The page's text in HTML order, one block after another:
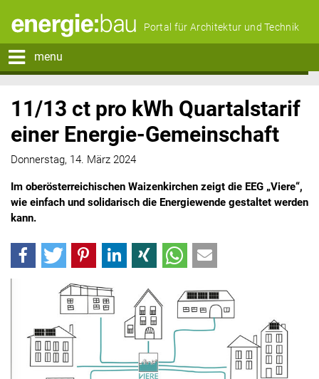
Portal für Architektur und Technik
menu
11/13 ct pro kWh Quartalstarif
einer Energie-Gemeinschaft
Donnerstag, 14. März 2024
Im oberösterreichischen Waizenkirchen zeigt die EEG „Viere“,
wie einfach und solidarisch die Energiewende gestaltet werden
kann.